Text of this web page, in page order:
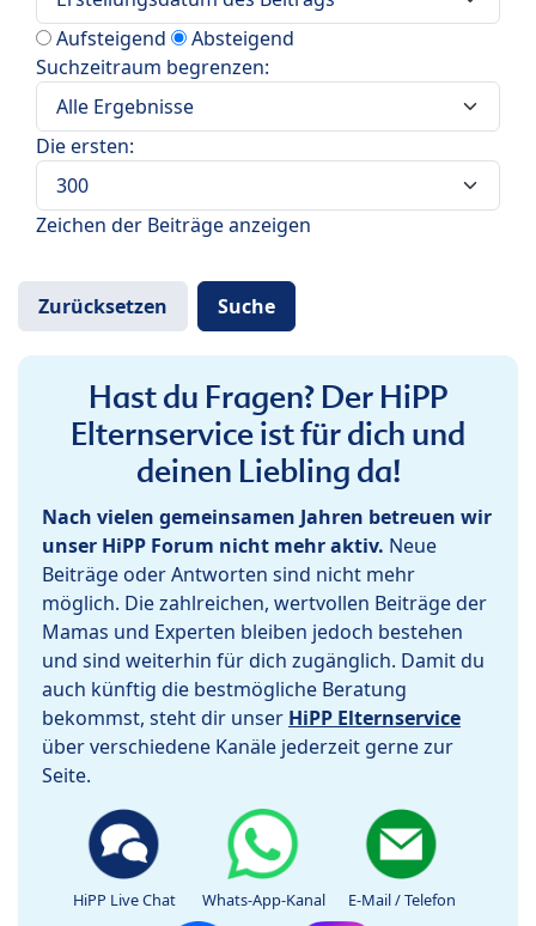
Aufsteigend
Absteigend
Suchzeitraum begrenzen:
Die ersten:
Zeichen der Beiträge anzeigen
Hast du Fragen? Der HiPP
Elternservice ist für dich und
deinen Liebling da!
Nach vielen gemeinsamen Jahren betreuen wir
unser HiPP Forum nicht mehr aktiv. Neue
Beiträge oder Antworten sind nicht mehr
möglich. Die zahlreichen, wertvollen Beiträge der
Mamas und Experten bleiben jedoch bestehen
und sind weiterhin für dich zugänglich. Damit du
auch künftig die bestmögliche Beratung
bekommst, steht dir unser HiPP Elternservice
über verschiedene Kanäle jederzeit gerne zur
Seite.
HiPP Live Chat Whats-App-Kanal E-Mail / Telefon